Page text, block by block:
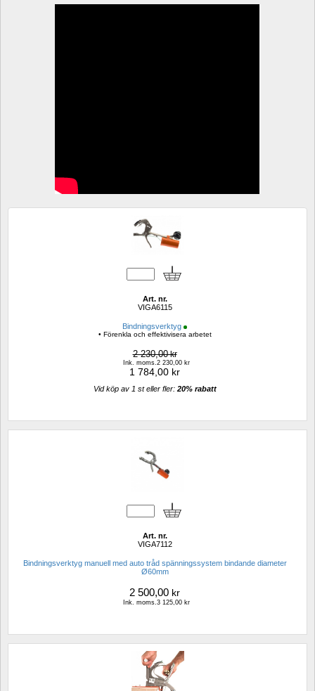
Art. nr.
VIGA6115
Bindningsverktyg
• Förenkla och effektivisera arbetet
2 230,00kr
Ink. moms.2 230,00 kr
1 784,00 kr
Vid köp av 1 st eller fler: 20% rabatt
Art. nr.
VIGA7112
Bindningsverktyg manuell med auto tråd spänningssystem bindande diameter
Ø60mm
2 500,00 kr
Ink. moms.3 125,00 kr